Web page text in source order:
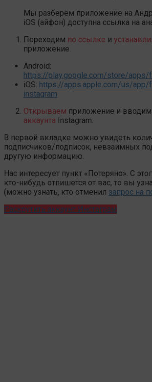
Мы разберём приложение на
iOS (айфон) доступна ссылка на
Переходим по ссылке и
приложение.
Android:
https://play.google.com/store/apps/
iOS: https://apps.apple.com/us/
instagram
Открываем приложение и вводим
аккаунта Instagram.
В первой вкладке можно увидеть
подписчиков/подписок, невзаимных
другую информацию.
Нас интересует пункт «Потеряно». С
кто-нибудь отпишется от вас, то вы
(можно узнать, кто отменил запрос на
Раскрутить аккаунт Инстаграм